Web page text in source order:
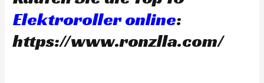
Elektroroller online:
https://www.ronzlla.com/